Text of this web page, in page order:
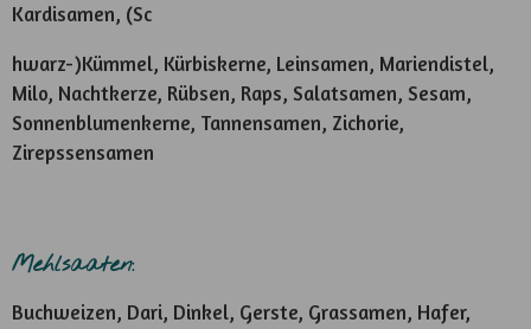
Kardisamen, (Sc
hwarz-)Kümmel, Kürbiskerne, Leinsamen, Mariendistel,
Milo, Nachtkerze, Rübsen, Raps, Salatsamen, Sesam,
Sonnenblumenkerne, Tannensamen, Zichorie,
Zirepssensamen
Mehlsaaten:
Buchweizen, Dari, Dinkel, Gerste, Grassamen, Hafer,